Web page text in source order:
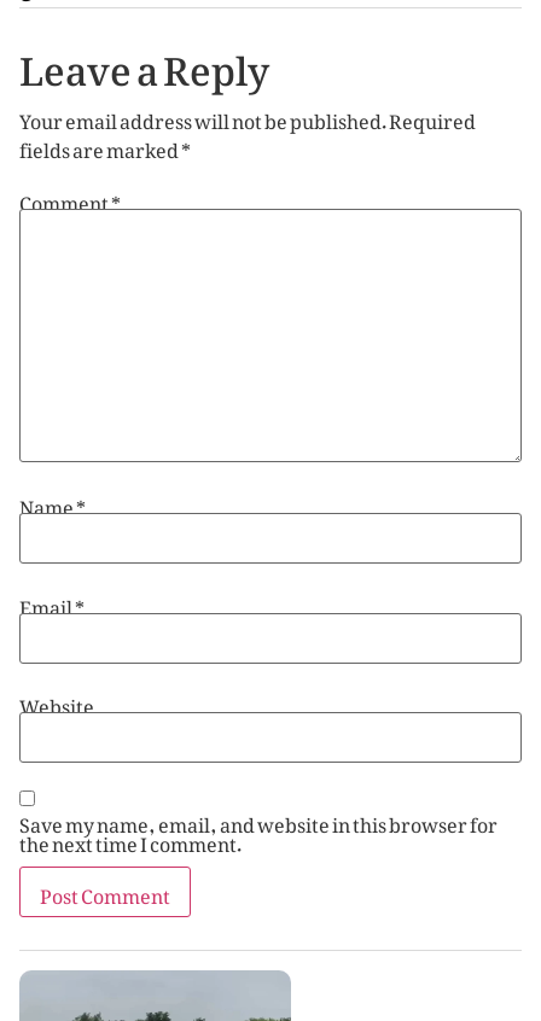
Leave a Reply
Your email address will not be published.Required
fields are marked*
Comment*
Name*
Email*
Website
Save my name, email, and website in this browser for
the next time I comment.